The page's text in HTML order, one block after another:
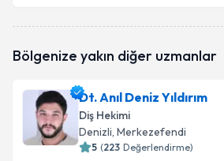
oluşturun. Size bu uzmandan
E-posta Adresiniz
Bölgenize yakın diğer uzmanlar
Dt. Anıl Deniz Yıldırım
Diş Hekimi
Denizli, Merkezefendi
5 (223 Değerlendirme)